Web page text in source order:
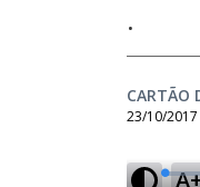
.
CARTÃO
23/10/
L